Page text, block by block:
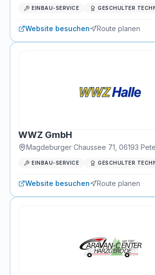
EINBAU-SERVICE GESCHULTER
Website besuchen Route planen
WWZ GmbH
Magdeburger Chaussee 71 06193
EINBAU-SERVICE GESCHULTER
Website besuchen Route planen